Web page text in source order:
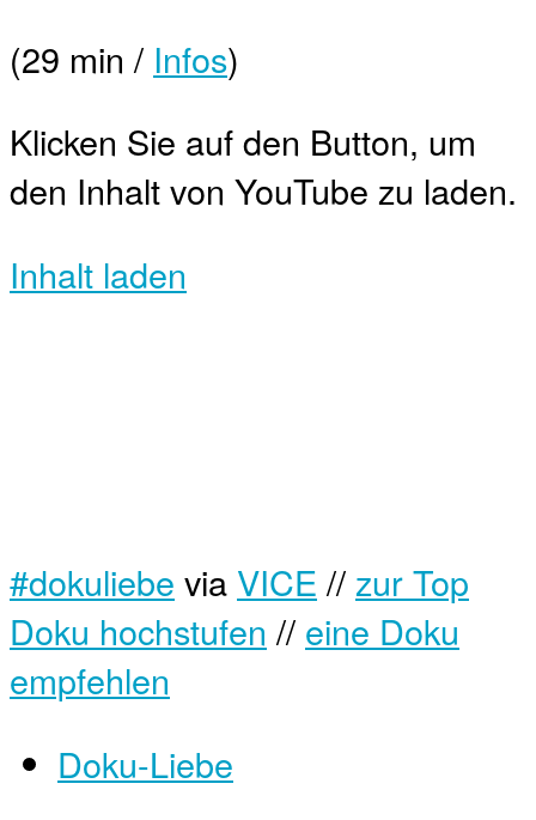
(29 min / Infos)
Klicken Sie auf den Button, um
den Inhalt von YouTube zu laden.
Inhalt laden
#dokuliebe via VICE //zur Top
Doku hochstufen // eine Doku
empfehlen
Doku-Liebe